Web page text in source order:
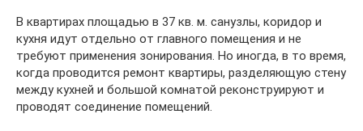
В квартирах площадью в 37 кв. м. санузлы, коридор и
кухня идут отдельно от главного помещения и не
требуют применения зонирования. Но иногда, в то время,
когда проводится ремонт квартиры, разделяющую стену
между кухней и большой комнатой реконструируют и
проводят соединение помещений.